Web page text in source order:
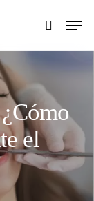
search
Menu
el